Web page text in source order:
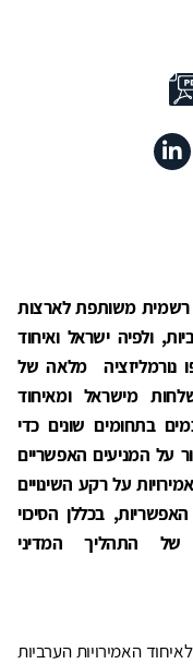
הודעה רשמית משותפת לארצות
ולפיה ישראל ואיחוד
נורמליזציה מלאה של
מישראל ומאיחוד
בתחומים שונים כדי
על המניעים האפשריים
על רקע השינויים
בכללן הסיכוי
התהליך המדיני
האמירויות הערביות